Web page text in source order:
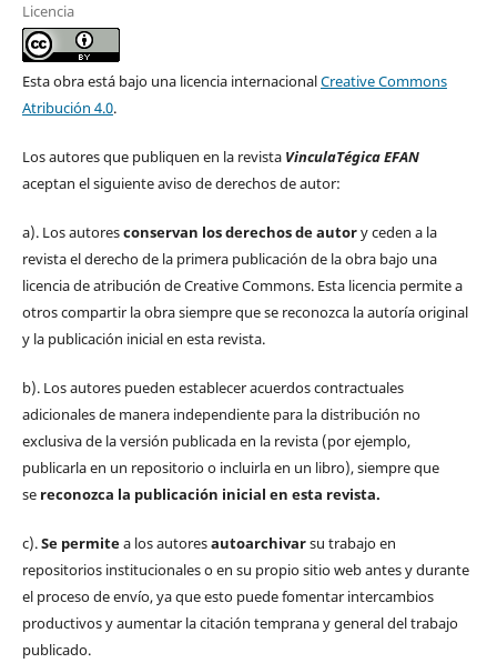
Licencia
Esta obra está bajo una licencia internacionalCreative Commons
Atribución 4.0.
Los autores que publiquen en la revista VinculaTégica EFAN
aceptan el siguiente aviso de derechos de autor:
a). Los autoresconservan los derechos de autory ceden a la
revista el derecho de la primera publicación de la obra bajo una
licencia de atribución de Creative Commons. Esta licencia permite a
otros compartir la obra siempre que se reconozca la autoría original
y la publicación inicial en esta revista.
b). Los autores pueden establecer acuerdos contractuales
adicionales de manera independiente para la distribución no
exclusiva de la versión publicada en la revista (por ejemplo,
publicarla en un repositorio o incluirla en un libro), siempre que
sereconozca la publicación inicial en esta revista.
c).Se permitea los autoresautoarchivarsu trabajo en
repositorios institucionales o en su propio sitio web antes y durante
el proceso de envío, ya que esto puede fomentar intercambios
productivos y aumentar la citación temprana y general del trabajo
publicado.